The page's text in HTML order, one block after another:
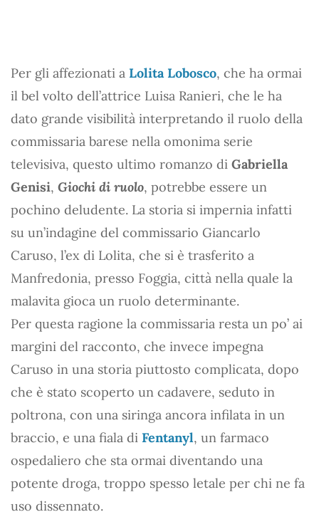
Per gli affezionati a Lolita Lobosco, che ha ormai
il bel volto dell’attrice Luisa Ranieri, che le ha
dato grande visibilità interpretando il ruolo della
commissaria barese nella omonima serie
televisiva, questo ultimo romanzo di Gabriella
Genisi, Giochi di ruolo, potrebbe essere un
pochino deludente. La storia si impernia infatti
su un’indagine del commissario Giancarlo
Caruso, l’ex di Lolita, che si è trasferito a
Manfredonia, presso Foggia, città nella quale la
malavita gioca un ruolo determinante.
Per questa ragione la commissaria resta un po’ ai
margini del racconto, che invece impegna
Caruso in una storia piuttosto complicata, dopo
che è stato scoperto un cadavere, seduto in
poltrona, con una siringa ancora infilata in un
braccio, e una fiala di Fentanyl, un farmaco
ospedaliero che sta ormai diventando una
potente droga, troppo spesso letale per chi ne fa
uso dissennato.